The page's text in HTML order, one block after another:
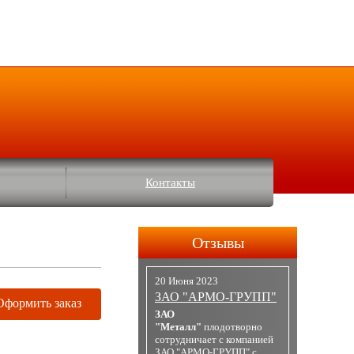
Контакты
заказ
Отзывы
20 Июня 2023
ЗАО "АРМО-ГРУПП"
ЗАО
"Металл" плодотворно
сотрудничает с компанией